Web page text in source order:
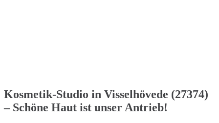
Kosmetik-Studio in Visselhövede (27374)
– Schöne Haut ist unser Antrieb!